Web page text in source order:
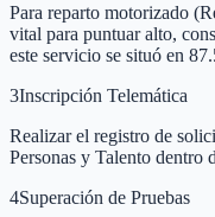
Para reparto motorizado
vital para puntuar alto,
este servicio se situó en
3Inscripción Telemática
Realizar el registro de
Personas y Talento dentro
4Superación de Pruebas